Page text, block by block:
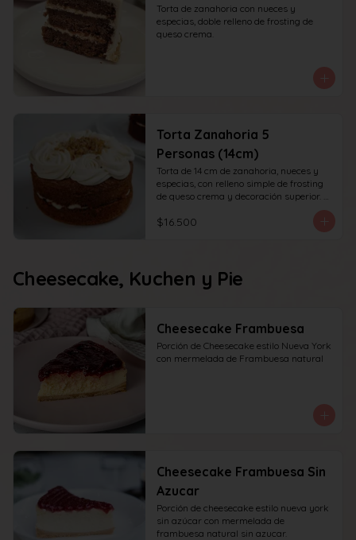
Torta de zanahoria con nueces y
especias, doble relleno de frosting de
queso crema.
Torta Zanahoria 5
Personas (14cm)
Torta de 14 cm de zanahoria, nueces y
especias, con relleno simple de frosting
de queso crema y decoración superior.
$16.500
Cheesecake, Kuchen y Pie
Cheesecake Frambuesa
Porción de Cheesecake estilo Nueva York
con mermelada de Frambuesa natural
Cheesecake Frambuesa Sin
Azucar
Porción de cheesecake estilo nueva york
sin azúcar con mermelada de
frambuesa natural sin azucar.